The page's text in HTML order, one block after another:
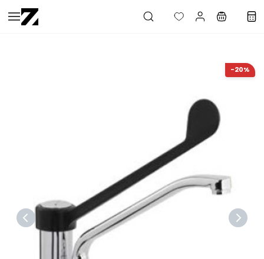
Saltar al
contenido
-20%